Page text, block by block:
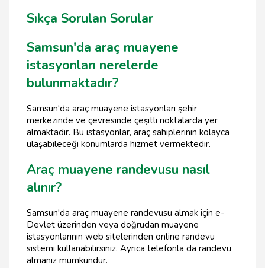
Sıkça Sorulan Sorular
Samsun'da araç muayene
istasyonları nerelerde
bulunmaktadır?
Samsun'da araç muayene istasyonları şehir
merkezinde ve çevresinde çeşitli noktalarda yer
almaktadır. Bu istasyonlar, araç sahiplerinin kolayca
ulaşabileceği konumlarda hizmet vermektedir.
Araç muayene randevusu nasıl
alınır?
Samsun'da araç muayene randevusu almak için e-
Devlet üzerinden veya doğrudan muayene
istasyonlarının web sitelerinden online randevu
sistemi kullanabilirsiniz. Ayrıca telefonla da randevu
almanız mümkündür.